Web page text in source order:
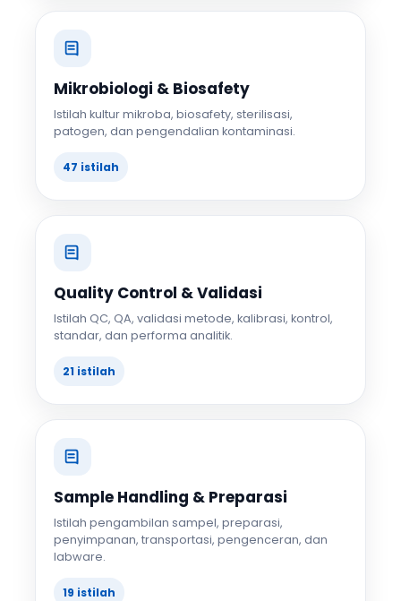
Mikrobiologi & Biosafety
Istilah kultur mikroba, biosafety, sterilisasi,
patogen, dan pengendalian kontaminasi.
47 istilah
Quality Control & Validasi
Istilah QC, QA, validasi metode, kalibrasi, kontrol,
standar, dan performa analitik.
21 istilah
Sample Handling & Preparasi
Istilah pengambilan sampel, preparasi,
penyimpanan, transportasi, pengenceran, dan
labware.
19 istilah